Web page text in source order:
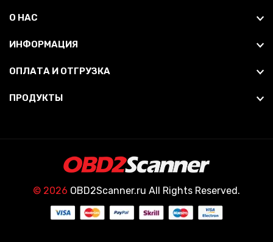
О НАС
ИНФОРМАЦИЯ
ОПЛАТА И ОТГРУЗКА
ПРОДУКТЫ
© 2026 OBD2Scanner.ru All Rights Reserved.